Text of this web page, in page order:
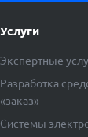
Услуги
Экспертные
Разработка
«заказ»
Системы